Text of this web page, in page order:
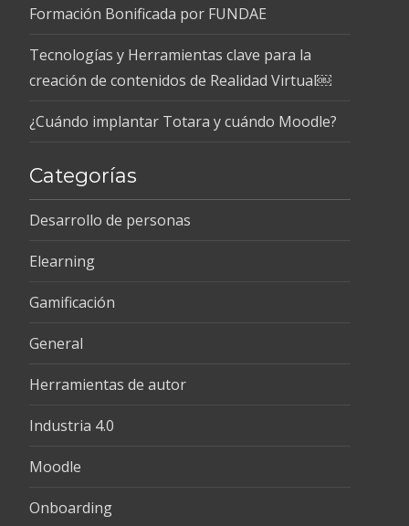
Formación Bonificada por FUNDAE
Tecnologías y Herramientas clave para la
creación de contenidos de Realidad Virtual￼
¿Cuándo implantar Totara y cuándo Moodle?
Categorías
Desarrollo de personas
Elearning
Gamificación
General
Herramientas de autor
Industria 4.0
Moodle
Onboarding